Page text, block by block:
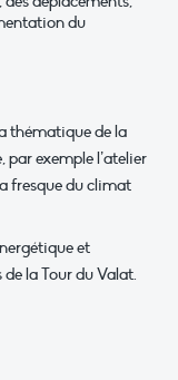
du
thématique de la
exemple l’atelier
fresque du climat
et
la Tour du Valat.